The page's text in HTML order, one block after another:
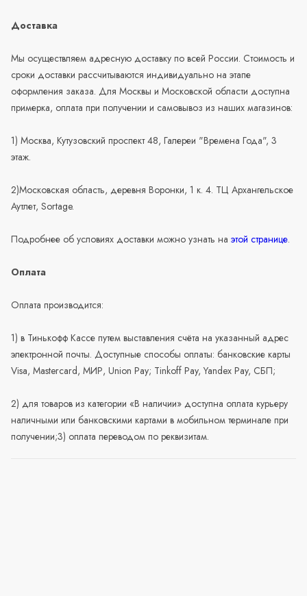
Доставка
Мы осуществляем адресную доставку по всей России. Стоимость и
сроки доставки рассчитываются индивидуально на этапе
оформления заказа. Для Москвы и Московской области доступна
примерка, оплата при получении и самовывоз из наших магазинов:
1) Москва, Кутузовский проспект 48, Галереи "Времена Года", 3
этаж.
2)Московская область, деревня Воронки, 1 к. 4. ТЦ Архангельское
Аутлет, Sortage.
Подробнее об условиях доставки можно узнать на этой странице.
Оплата
Оплата производится:
1) в Тинькофф Кассе путем выставления счёта на указанный адрес
электронной почты. Доступные способы оплаты: банковские карты
Visa, Mastercard, МИР, Union Pay; Tinkoff Pay, Yandex Pay, СБП;
2) для товаров из категории «В наличии» доступна оплата курьеру
наличными или банковскими картами в мобильном терминале при
получении;3) оплата переводом по реквизитам.